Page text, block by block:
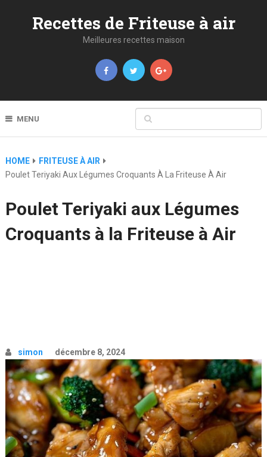
Recettes de Friteuse à air
Meilleures recettes maison
MENU
HOME
FRITEUSE À AIR
Poulet Teriyaki Aux Légumes Croquants À La Friteuse À Air
Poulet Teriyaki aux Légumes
Croquants à la Friteuse à Air
simon décembre 8, 2024